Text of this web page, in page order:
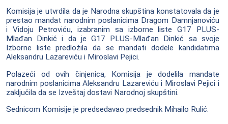
Komisija je utvrdila da je Narodna skupština konstatovala da je
prestao mandat narodnim poslanicima Dragom Damnjanoviću
i Vidoju Petroviću, izabranim sa izborne liste G17 PLUS-
Mlađan Dinkić i da je G17 PLUS-Mlađan Dinkić sa svoje
Izborne liste predložila da se mandati dodele kandidatima
Aleksandru Lazareviću i Miroslavi Pejici.
Polazeći od ovih činjenica, Komisija je dodelila mandate
narodnim poslanicima Aleksandru Lazareviću i Miroslavi Pejici i
zaključila da se Izveštaj dostavi Narodnoj skupštini.
Sednicom Komisije je predsedavao predsednik Mihailo Rulić.